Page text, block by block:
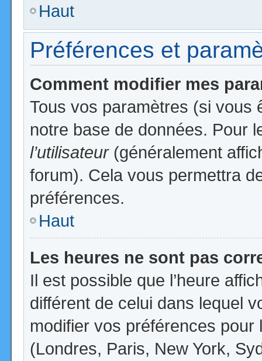
Haut
Préférences et
Comment modifier mes
Tous vos paramètres (si vous
notre base de données. Pour
l’utilisateur(généralement
forum). Cela vous permettra
préférences.
Haut
Les heures ne sont pas
Il est possible que l’heure
différent de celui dans lequel
modifier vos préférences
(Londres, Paris, New York,